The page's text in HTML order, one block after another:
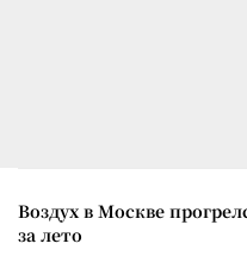
Воздух в Москве
за лето